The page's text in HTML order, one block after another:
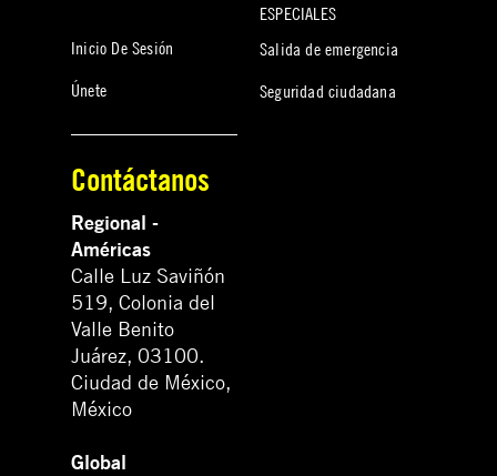
Inicio De Sesión
Únete
ESPECIALES
Salida de emergencia
Seguridad ciudadana
Contáctanos
Regional -
Américas
Calle Luz Saviñón
519, Colonia del
Valle Benito
Juárez, 03100.
Ciudad de México,
México
Global